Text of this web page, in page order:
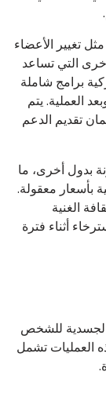
تغيير الأعضاء
التي تساعد
برامج شاملة
العملية. يتم
تقديم الدعم
بدول أخرى، ما
بأسعار معقولة.
الغنية
أثناء فترة
للشخص
العمليات تشمل